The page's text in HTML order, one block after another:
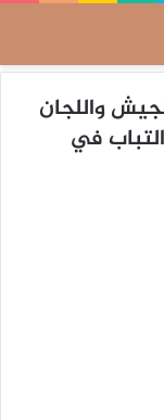
واللجان
في